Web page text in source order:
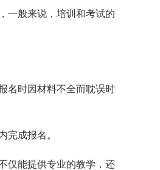
一般来说，培训和考试的
名时因材料不全而耽误时
完成报名。
仅能提供专业的教学，还